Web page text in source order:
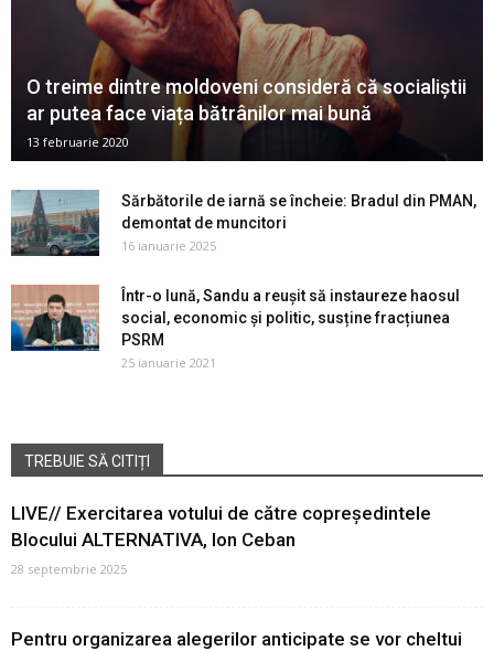
O treime dintre moldoveni consideră că socialiștii
ar putea face viața bătrânilor mai bună
13 februarie 2020
Sărbătorile de iarnă se încheie: Bradul din PMAN,
demontat de muncitori
16 ianuarie 2025
Într-o lună, Sandu a reușit să instaureze haosul
social, economic și politic, susține fracțiunea
PSRM
25 ianuarie 2021
TREBUIE SĂ CITIȚI
LIVE// Exercitarea votului de către copreședintele
Blocului ALTERNATIVA, Ion Ceban
28 septembrie 2025
Pentru organizarea alegerilor anticipate se vor cheltui